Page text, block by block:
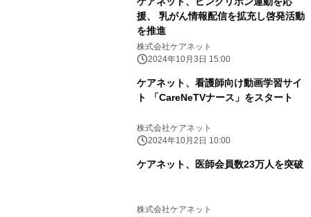
援、 乳がん情報配信を拡充し啓発活動
を推進
株式会社ケアネット
2024年10月3日 15:00
ケアネット、看護師向け動画学習サイ
ト 「CareNeTVナース」をスタート
株式会社ケアネット
2024年10月2日 10:00
ケアネット、医師会員数23万人を突破
株式会社ケアネット